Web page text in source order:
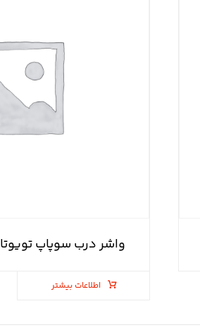
واشر درب سوپاپ تویوتا gt۸۶ (جی تی ۸۶)
اطلاعات بیشتر